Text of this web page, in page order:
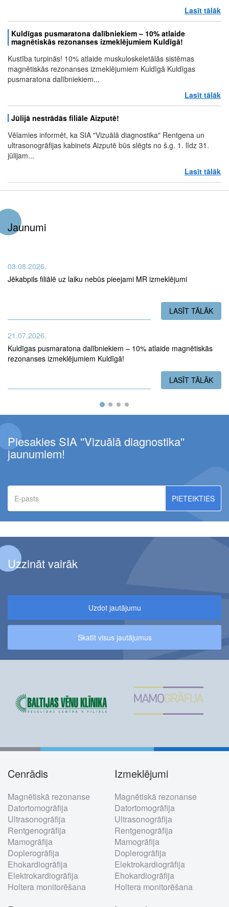
Lasīt tālāk
Kuldīgas pusmaratona dalībniekiem – 10% atlaide
magnētiskās rezonanses izmeklējumiem Kuldīgā!
Kustība turpinās! 10% atlaide muskuloskeletālās sistēmas
magnētiskās rezonanses izmeklējumiem Kuldīgā Kuldīgas
pusmaratona dalībniekiem...
Lasīt tālāk
Jūlijā nestrādās filiāle Aizputē!
Vēlamies informēt, ka SIA "Vizuālā diagnostika" Rentgena un
ultrasonogrāfijas kabinets Aizputē būs slēgts no š.g. 1. līdz 31.
jūlijam...
Lasīt tālāk
Jaunumi
03.08.2026.
Jēkabpils filiālē uz laiku nebūs pieejami MR izmeklējumi
LASĪT TĀLĀK
21.07.2026.
Kuldīgas pusmaratona dalībniekiem – 10% atlaide magnētiskās
rezonanses izmeklējumiem Kuldīgā!
LASĪT TĀLĀK
Piesakies SIA ''Vizuālā diagnostika''
jaunumiem!
E-
pasts
Uzzināt vairāk
Uzdot jautājumu
Skatīt visus jautājumus
Footer
menu
Cenrādis
Magnētiskā rezonanse
Datortomogrāfija
Ultrasonogrāfija
Rentgenogrāfija
Mamogrāfija
Doplerogrāfija
Ehokardiogrāfija
Elektrokardiogrāfija
Holtera monitorēšana
Izmeklējumi
Magnētiskā rezonanse
Datortomogrāfija
Ultrasonogrāfija
Rentgenogrāfija
Mamogrāfija
Doplerogrāfija
Elektrokardiogrāfija
Ehokardiogrāfija
Holtera monitorēšana